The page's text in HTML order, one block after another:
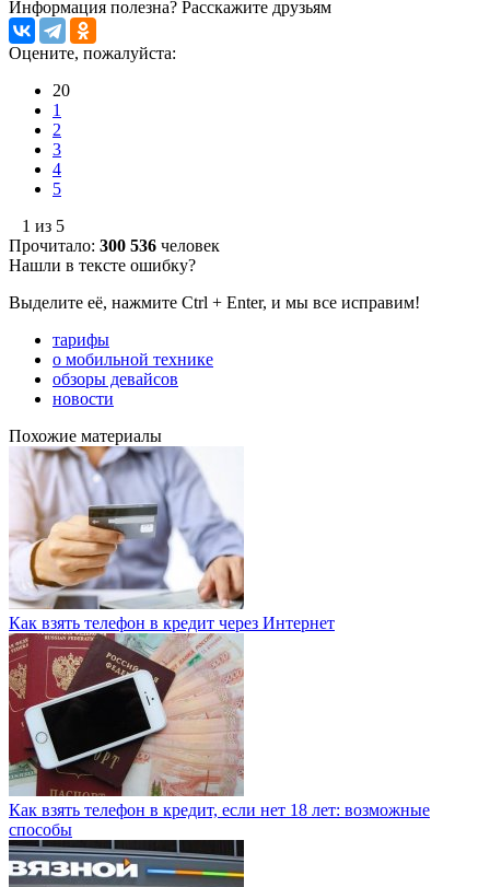
Информация полезна? Расскажите друзьям
Оцените, пожалуйста:
20
1
2
3
4
5
1 из 5
Прочитало: 300 536 человек
Нашли в тексте ошибку?
Выделите её, нажмите Ctrl + Enter, и мы все исправим!
тарифы
о мобильной технике
обзоры девайсов
новости
Похожие материалы
Как взять телефон в кредит через Интернет
Как взять телефон в кредит, если нет 18 лет: возможные
способы